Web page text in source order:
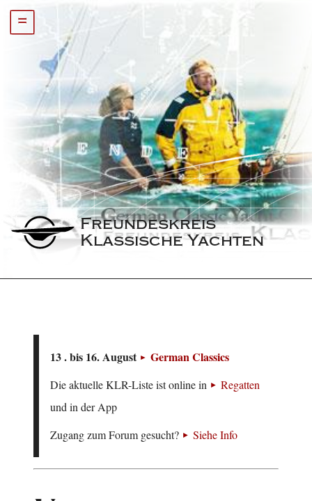
=
Freundeskreis
Klassische Yachten
13 . bis 16. August German Classics
Die aktuelle KLR-Liste ist online in
Regatten
und in der App
Zugang zum Forum gesucht?
Siehe Info